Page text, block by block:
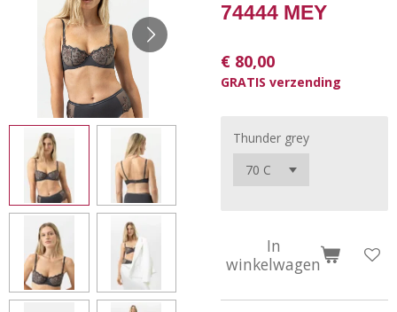
74444 MEY
€ 80,00
GRATIS verzending
Thunder grey
In
winkelwagen